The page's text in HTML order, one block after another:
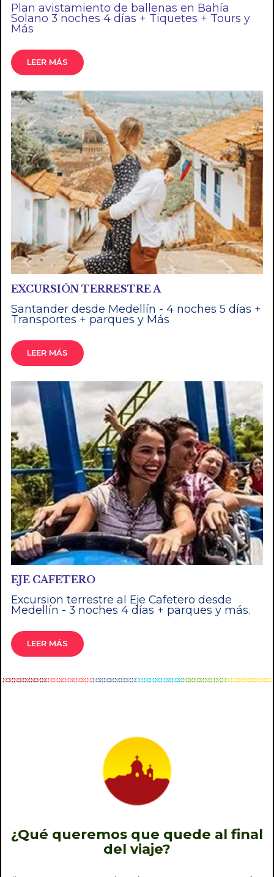
Plan avistamiento de ballenas en Bahía
Solano 3 noches 4 días + Tiquetes + Tours y
Más
LEER MÁS
EXCURSIÓN TERRESTRE A
Santander desde Medellín - 4 noches 5 días +
Transportes + parques y Más
LEER MÁS
EJE CAFETERO
Excursion terrestre al Eje Cafetero desde
Medellín - 3 noches 4 días + parques y más.
LEER MÁS
¿Qué queremos que quede al final
del viaje?